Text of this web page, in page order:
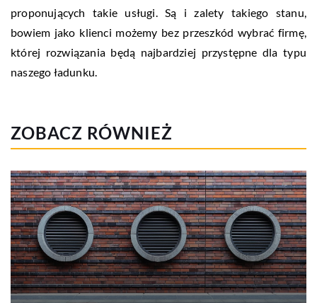
proponujących takie usługi. Są i zalety takiego stanu,
bowiem jako klienci możemy bez przeszkód wybrać firmę,
której rozwiązania będą najbardziej przystępne dla typu
naszego ładunku.
ZOBACZ RÓWNIEŻ